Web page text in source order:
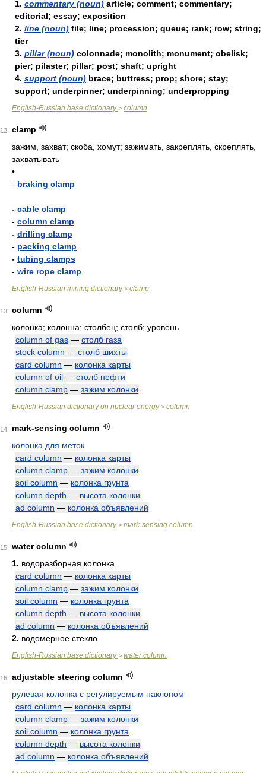
1. commentary (noun) article; comment; commentary;
editorial; essay; exposition
2. line (noun) file; line; procession; queue; rank; row; string;
tier
3. pillar (noun) colonnade; monolith; monument; obelisk;
pier; pilaster; pillar; post; shaft; upright
4. support (noun) brace; buttress; prop; shore; stay;
support; underpinner; underpinning; underpropping
English-Russian base dictionary> column
12
clamp
зажим, захват; скоба, хомут; зажимать, закреплять, скреплять,
захватывать
•
- braking clamp
- cable clamp
- column clamp
- drilling clamp
- packing clamp
- tubing clamps
- wire rope clamp
English-Russian mining dictionary> clamp
13
column
колонка; колонна; столбец; столб; уровень
column of gas — столб газа
stock column — столб шихты
card column — колонка карты
column of oil — столб нефти
column clamp — зажим колонки
English-Russian dictionary on nuclear energy> column
14
mark-sensing column
колонка для меток
card column — колонка карты
column clamp — зажим колонки
soil column — колонка грунта
column depth — высота колонки
ad column — колонка объявлений
English-Russian base dictionary> mark-sensing column
15
water column
1. водоразборная колонка
card column — колонка карты
column clamp — зажим колонки
soil column — колонка грунта
column depth — высота колонки
ad column — колонка объявлений
2. водомерное стекло
English-Russian base dictionary> water column
16
adjustable steering column
рулевая колонка с регулируемым наклоном
card column — колонка карты
column clamp — зажим колонки
soil column — колонка грунта
column depth — высота колонки
ad column — колонка объявлений